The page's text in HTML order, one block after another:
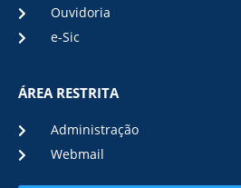
Ouvidoria
e-Sic
ÁREA RESTRITA
Administração
Webmail